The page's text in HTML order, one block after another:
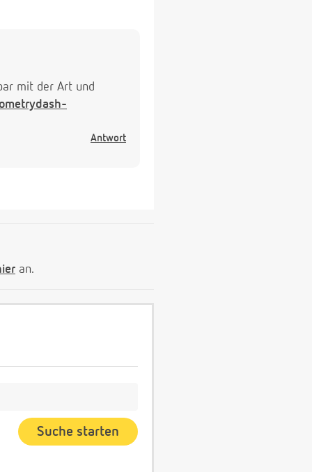
mit der Art und
Antwort
an.